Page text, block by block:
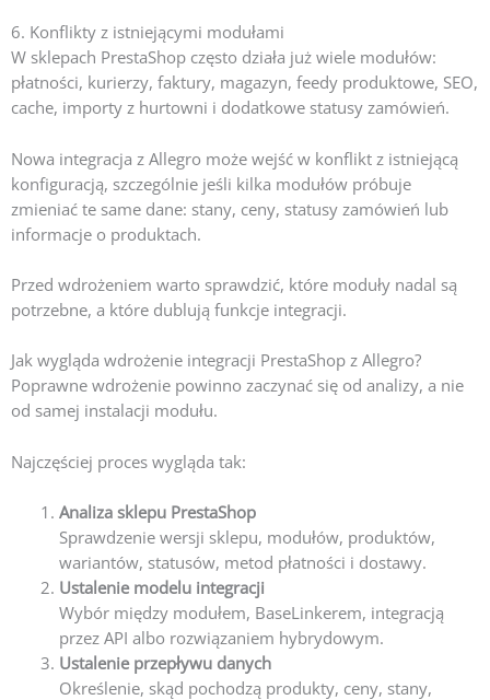
6. Konflikty z istniejącymi modułami
W sklepach PrestaShop często działa już wiele modułów:
płatności, kurierzy, faktury, magazyn, feedy produktowe, SEO,
cache, importy z hurtowni i dodatkowe statusy zamówień.
Nowa integracja z Allegro może wejść w konflikt z istniejącą
konfiguracją, szczególnie jeśli kilka modułów próbuje
zmieniać te same dane: stany, ceny, statusy zamówień lub
informacje o produktach.
Przed wdrożeniem warto sprawdzić, które moduły nadal są
potrzebne, a które dublują funkcje integracji.
Jak wygląda wdrożenie integracji PrestaShop z Allegro?
Poprawne wdrożenie powinno zaczynać się od analizy, a nie
od samej instalacji modułu.
Najczęściej proces wygląda tak:
Analiza sklepu PrestaShop
Sprawdzenie wersji sklepu, modułów, produktów,
wariantów, statusów, metod płatności i dostawy.
Ustalenie modelu integracji
Wybór między modułem, BaseLinkerem, integracją
przez API albo rozwiązaniem hybrydowym.
Ustalenie przepływu danych
Określenie, skąd pochodzą produkty, ceny, stany,